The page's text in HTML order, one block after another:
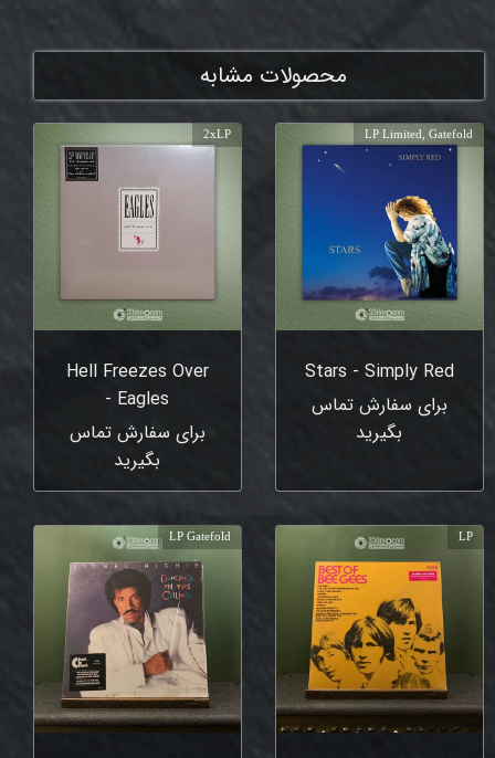
محصولات مشابه
Stars - Simply Red
برای سفارش تماس
بگیرید
LP Limited, Gatefold
Hell Freezes Over
- Eagles
برای سفارش تماس
بگیرید
2xLP
LP
LP Gatefold